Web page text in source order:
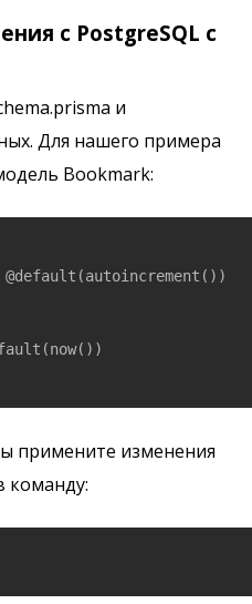
с PostgreSQL с
и
Для нашего примера
Bookmark:
примените изменения
команду: